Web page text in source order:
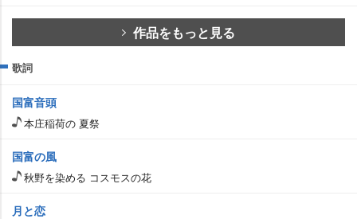
作品をもっと見る
歌詞
国富音頭
本庄稲荷の 夏祭
国富の風
秋野を染める コスモスの花
月と恋